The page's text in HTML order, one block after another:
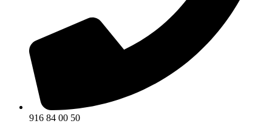
916 84 00 50